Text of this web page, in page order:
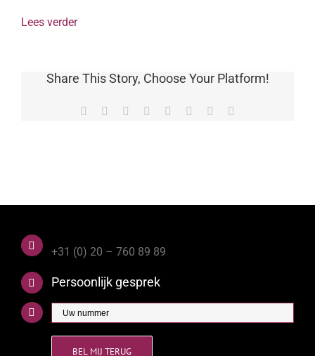
Lees verder
Share This Story, Choose Your Platform!
Facebook Reddit LinkedIn
TumblrPinterest
+31 (0) 20 – 760 89 89
Persoonlijk gesprek